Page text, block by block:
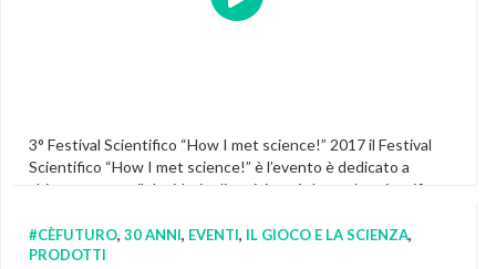
3° Festival Scientifico “How I met science!” 2017 il Festival
Scientifico “How I met science!” è l’evento è dedicato a
chiunque nutra il desiderio di avvicinarsi al mondo scientifico
intelligenza! E’ particolarmente indicato per i ragazzi in età
scolare ed ai primi anni di università (6-25 anni). […]
#CÈFUTURO, 30 ANNI, EVENTI, IL GIOCO E LA SCIENZA,
PRODOTTI